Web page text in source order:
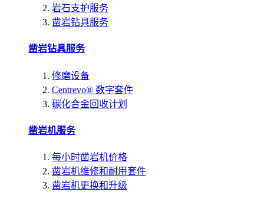
岩石支护服务
凿岩钻具服务
凿岩钻具服务
修磨设备
Centrevo® 数字套件
碳化合金回收计划
凿岩机服务
每小时凿岩机价格
凿岩机维修和耐用套件
凿岩机更换和升级